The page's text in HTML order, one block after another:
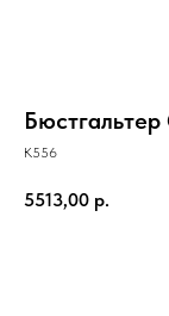
К556
5513,00 р.